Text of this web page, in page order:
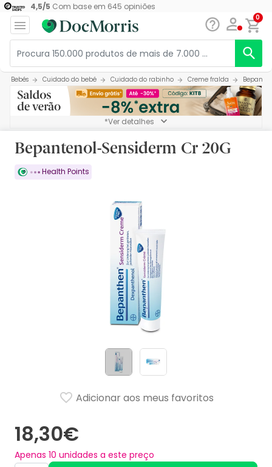
4,5/5 Com base em 645 opiniões
0
Bebés Cuidado do bebé Cuidado do rabinho Creme fralda
*Ver detalhes
Bepantenol-Sensiderm Cr 20G
Health Points
18,30€
Apenas 10 unidades a este preço
Adicionar aos meus favoritos